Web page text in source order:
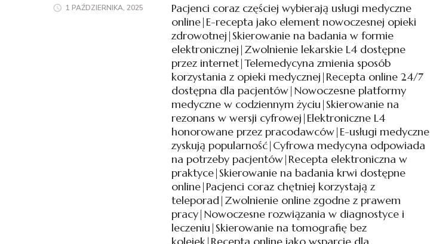
1 PAŹDZIERNIKA, 2025
Pacjenci coraz częściej wybierają usługi medyczne
online|E-recepta jako element nowoczesnej opieki
zdrowotnej|Skierowanie na badania w formie
elektronicznej|Zwolnienie lekarskie L4 dostępne
przez internet|Telemedycyna zmienia sposób
korzystania z opieki medycznej|Recepta online 24/7
dostępna dla pacjentów|Nowoczesne platformy
medyczne w codziennym życiu|Skierowanie na
rezonans w wersji cyfrowej|Elektroniczne L4
honorowane przez pracodawców|E-usługi medyczne
zyskują popularność|Cyfrowa medycyna odpowiada
na potrzeby pacjentów|Recepta elektroniczna w
praktyce|Skierowanie na badania krwi dostępne
online|Pacjenci coraz chętniej korzystają z
teleporad|Zwolnienie online zgodne z prawem
pracy|Nowoczesne rozwiązania w diagnostyce i
leczeniu|Skierowanie na tomografię bez